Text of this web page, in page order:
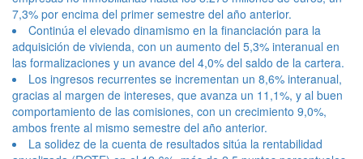
7,3% por encima del primer semestre del año anterior.
Continúa el elevado dinamismo en la financiación para la
adquisición de vivienda, con un aumento del 5,3% interanual en
las formalizaciones y un avance del 4,0% del saldo de la cartera.
Los ingresos recurrentes se incrementan un 8,6% interanual,
gracias al margen de intereses, que avanza un 11,1%, y al buen
comportamiento de las comisiones, con un crecimiento 9,0%,
ambos frente al mismo semestre del año anterior.
La solidez de la cuenta de resultados sitúa la rentabilidad